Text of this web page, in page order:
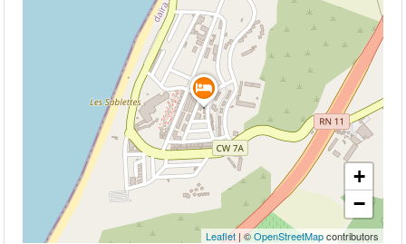
+
−
Leaflet| ©OpenStreetMapcontributors